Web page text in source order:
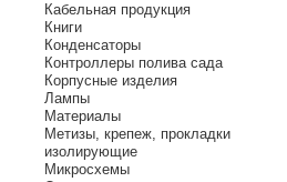
Кабельная продукция
Книги
Конденсаторы
Контроллеры полива сада
Корпусные изделия
Лампы
Материалы
Метизы, крепеж, прокладки
изолирующие
Микросхемы